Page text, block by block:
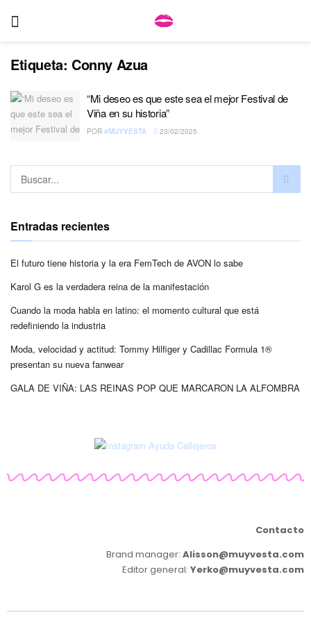
Etiqueta: Conny Azua
“Mi deseo es que este sea el mejor Festival de
Viña en su historia”
POR #MUYVESTA 23/02/2025
Entradas recientes
El futuro tiene historia y la era FemTech de AVON lo sabe
Karol G es la verdadera reina de la manifestación
Cuando la moda habla en latino: el momento cultural que está
redefiniendo la industria
Moda, velocidad y actitud: Tommy Hilfiger y Cadillac Formula 1®
presentan su nueva fanwear
GALA DE VIÑA: LAS REINAS POP QUE MARCARON LA ALFOMBRA
Contacto
Brand manager: Alisson@muyvesta.com
Editor general: Yerko@muyvesta.com